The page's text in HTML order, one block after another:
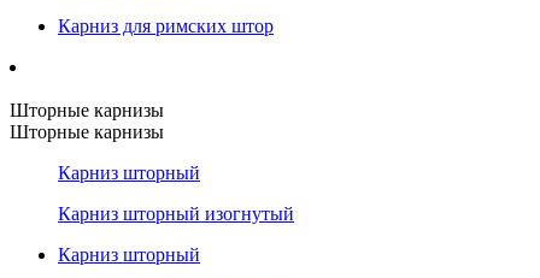
Карниз для римских штор
Шторные карнизы
Шторные карнизы
Карниз шторный
Карниз шторный изогнутый
Карниз шторный